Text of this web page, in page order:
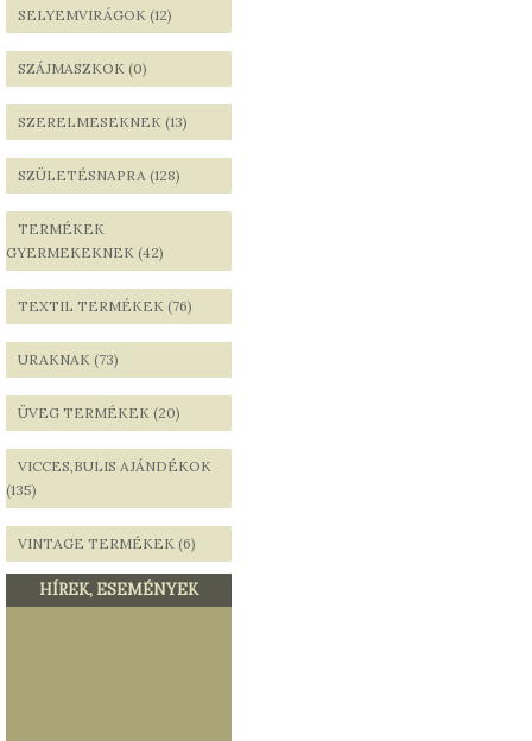
SELYEMVIRÁGOK (12)
SZÁJMASZKOK (0)
SZERELMESEKNEK (13)
SZÜLETÉSNAPRA (128)
TERMÉKEK
GYERMEKEKNEK (42)
TEXTIL TERMÉKEK (76)
URAKNAK (73)
ÜVEG TERMÉKEK (20)
VICCES,BULIS AJÁNDÉKOK
(135)
VINTAGE TERMÉKEK (6)
HÍREK, ESEMÉNYEK